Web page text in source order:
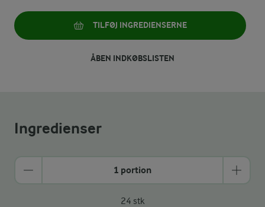
TILFØJ INGREDIENSERNE
ÅBEN INDKØBSLISTEN
Ingredienser
1 portion
24 stk